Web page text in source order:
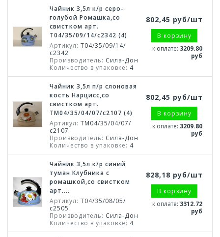
Чайник 3,5л к/р серо-
голубой Ромашка,со
свистком арт.
Т04/35/09/14/с2342 (4)
Артикул: Т04/35/09/14/
с2342
Производитель: Сила-Дон
Количество в упаковке: 4
802,45 руб/шт
В корзину
к оплате: 3209.80
руб
Чайник 3,5л п/р слоновая
кость Нарцисс,со
свистком арт.
ТМ04/35/04/07/с2107 (4)
Артикул: ТМ04/35/04/07/
с2107
Производитель: Сила-Дон
Количество в упаковке: 4
802,45 руб/шт
В корзину
к оплате: 3209.80
руб
Чайник 3,5л к/р синий
туман Клубника с
ромашкой,со свистком
арт....
Артикул: Т04/35/08/05/
с2505
Производитель: Сила-Дон
Количество в упаковке: 4
828,18 руб/шт
В корзину
к оплате: 3312.72
руб